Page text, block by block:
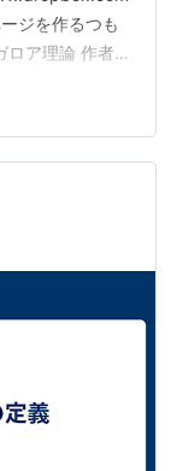
ジを作るつも
ロア理論 作者: